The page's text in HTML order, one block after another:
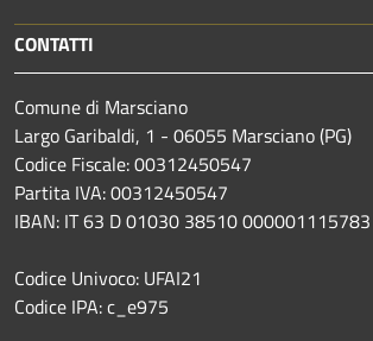
CONTATTI
Comune di Marsciano
Largo Garibaldi, 1 - 06055 Marsciano (PG)
Codice Fiscale: 00312450547
Partita IVA: 00312450547
IBAN: IT 63 D 01030 38510 000001115783
Codice Univoco: UFAI21
Codice IPA: c_e975